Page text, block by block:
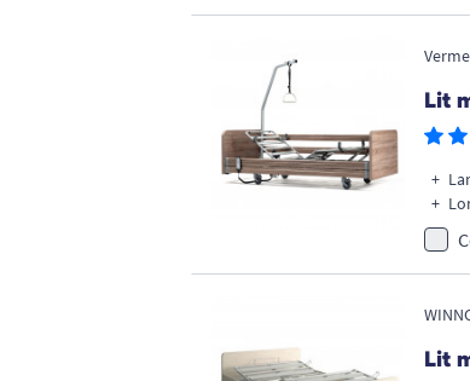
Lit
Lit